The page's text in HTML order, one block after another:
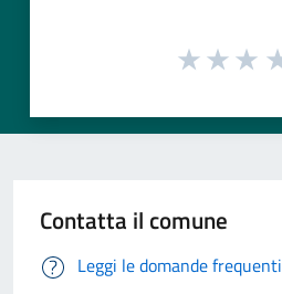
Contatta il comune
Leggi le domande frequenti